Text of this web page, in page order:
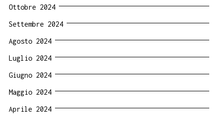
Ottobre 2024
Settembre 2024
Agosto 2024
Luglio 2024
Giugno 2024
Maggio 2024
Aprile 2024